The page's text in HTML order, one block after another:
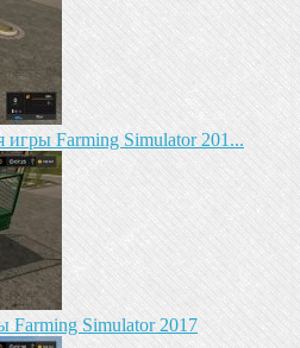
Farming Simulator 201...
Farming Simulator 2017